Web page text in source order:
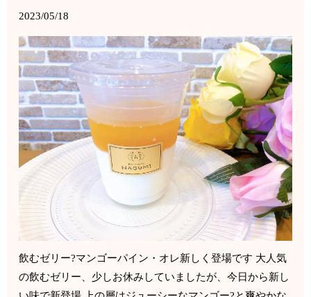
2023/05/18
飲むゼリー?マンゴーパイン・オレ新しく登場です 大人気
の飲むゼリー、少しお休みしていましたが、今日から新し